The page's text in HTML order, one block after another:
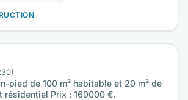
pied de 100 m² habitable et 20 m² de
résidentiel Prix : 160000 €.